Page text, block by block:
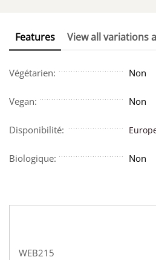
Features View all variations
Végétarien: Non
Vegan: Non
Disponibilité:
Biologique: Non
WEB215